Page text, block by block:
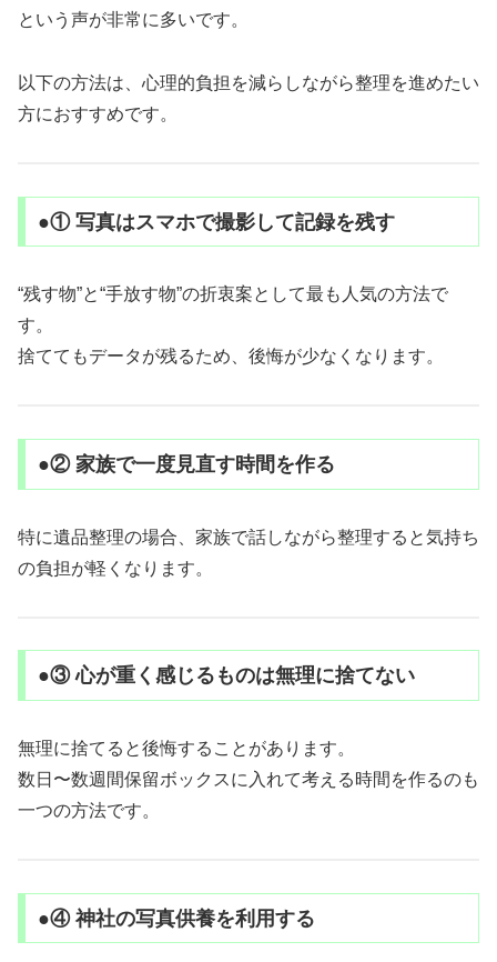
という声が非常に多いです。
以下の方法は、心理的負担を減らしながら整理を進めたい
方におすすめです。
●① 写真はスマホで撮影して記録を残す
“残す物”と“手放す物”の折衷案として最も人気の方法で
す。
捨ててもデータが残るため、後悔が少なくなります。
●② 家族で一度見直す時間を作る
特に遺品整理の場合、家族で話しながら整理すると気持ち
の負担が軽くなります。
●③ 心が重く感じるものは無理に捨てない
無理に捨てると後悔することがあります。
数日〜数週間保留ボックスに入れて考える時間を作るのも
一つの方法です。
●④ 神社の写真供養を利用する